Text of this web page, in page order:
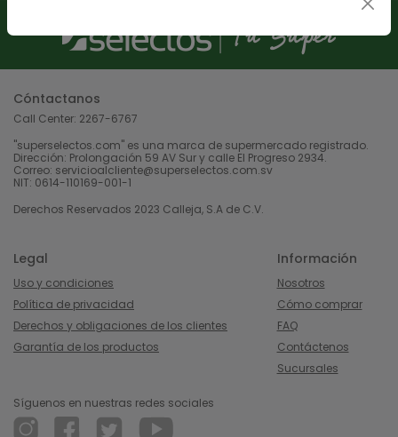
Cóntactanos
Call Center: 2267-6767
"superselectos.com" es una marca de supermercado registrado.
Dirección: Prolongación 59 AV Sur y calle El Progreso 2934.
Correo: servicioalcliente@superselectos.com.sv
NIT: 0614-110169-001-1
Derechos Reservados 2023 Calleja, S.A de C.V.
Legal
Uso y condiciones
Política de privacidad
Derechos y obligaciones de los clientes
Garantía de los productos
Información
Nosotros
Cómo comprar
FAQ
Contáctenos
Sucursales
Síguenos en nuestras redes sociales